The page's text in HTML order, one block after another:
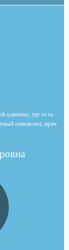
клинике, где есть
гинеколог, врач